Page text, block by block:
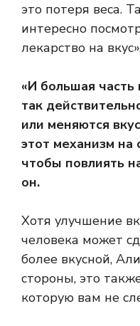
это потеря веса.
интересно
лекарство на
«И большая
так
или меняются
этот механизм на
чтобы повлиять
он.
Хотя улучшение
человека может
более вкусной,
стороны, это
которую вам не